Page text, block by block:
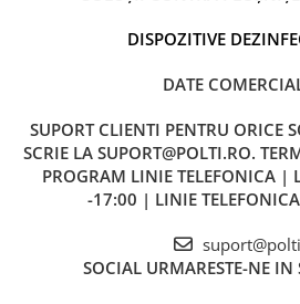
DISPOZITIVE
DATE
SUPORT CLIENTI PENTRU ORICE
SCRIE LA SUPORT@POLTI.RO.
PROGRAM LINIE TELEFONICA |
-17:00 | LINIE
SOCIAL URMARESTE-NE